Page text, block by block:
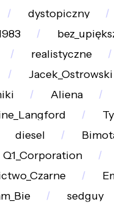
dystopiczny
realistyczne
Jacek_Ostrowski
Aliena
diesel
Q1_Corporation
sedguy